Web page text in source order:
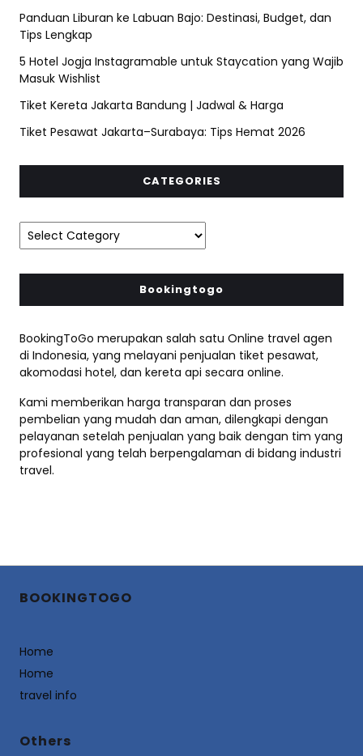
Panduan Liburan ke Labuan Bajo: Destinasi, Budget, dan
Tips Lengkap
5 Hotel Jogja Instagramable untuk Staycation yang Wajib
Masuk Wishlist
Tiket Kereta Jakarta Bandung | Jadwal & Harga
Tiket Pesawat Jakarta–Surabaya: Tips Hemat 2026
CATEGORIES
Bookingtogo
BookingToGo merupakan salah satu Online travel agen
di Indonesia, yang melayani penjualan tiket pesawat,
akomodasi hotel, dan kereta api secara online.
Kami memberikan harga transparan dan proses
pembelian yang mudah dan aman, dilengkapi dengan
pelayanan setelah penjualan yang baik dengan tim yang
profesional yang telah berpengalaman di bidang industri
travel.
BOOKINGTOGO
Home
Home
travel info
Others